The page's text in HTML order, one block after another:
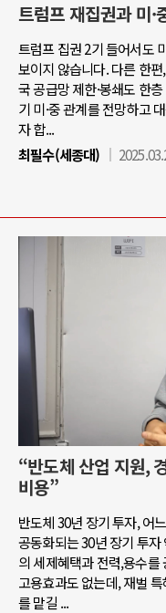
트럼프 재집권과 미·
트럼프 집권 2기 들어서도
보이지 않습니다. 다른 한
국 공급망 제한·봉쇄도 한
기 미·중 관계를 전망하고
자 합...
최필수(세종대)
“반도체 산업 지원,
비용”
반도체 30년 장기 투자, 어
공동화되는 30년 장기 투
의 세제혜택과 전력,용수를
고용효과도 없는데, 재벌
를 맡길 ...